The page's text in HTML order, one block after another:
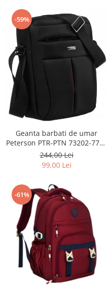
-59%
Geanta barbati de umar
Peterson PTR-PTN 73202-7738
BL
244,00 Lei
99,00 Lei
-61%